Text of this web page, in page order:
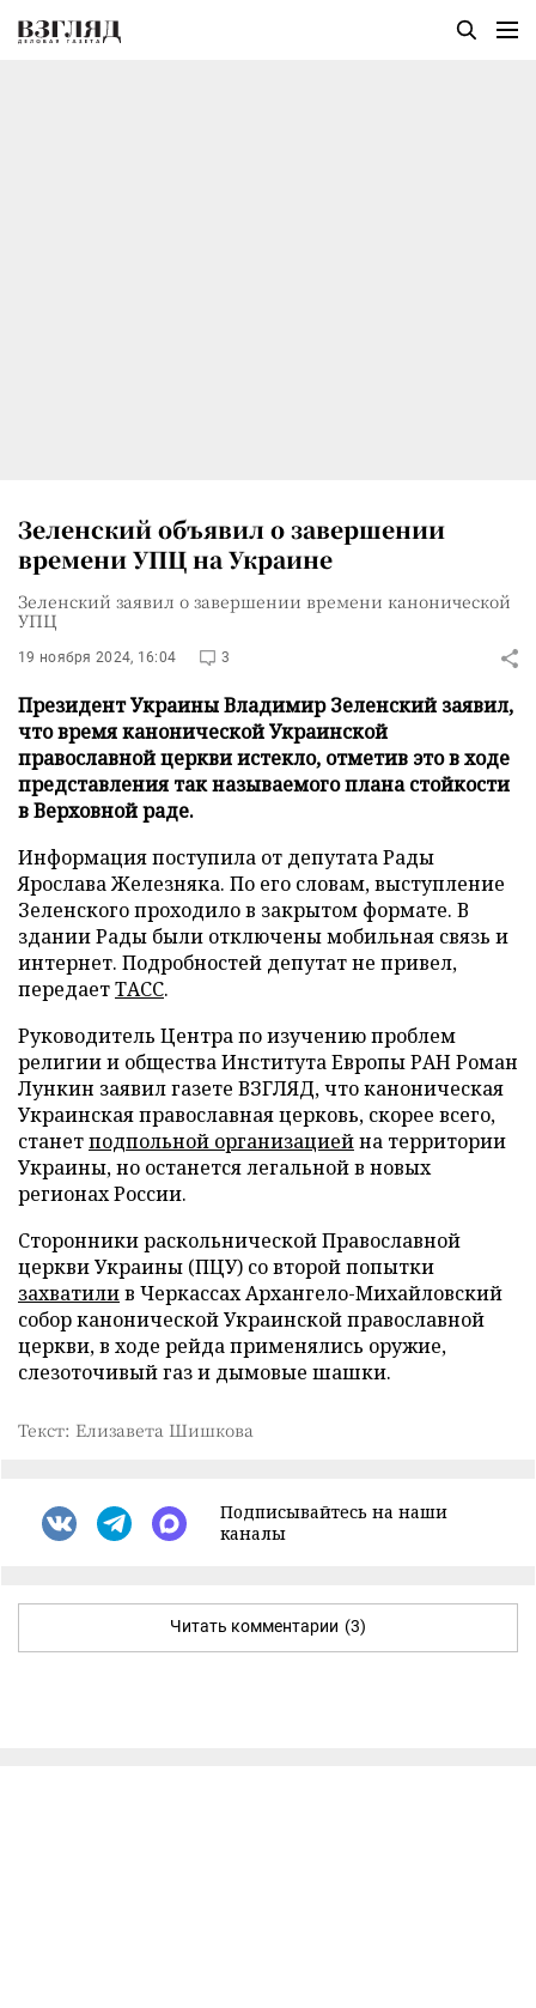
Зеленский объявил о завершении
времени УПЦ на Украине
Зеленский заявил о завершении времени канонической
УПЦ
19 ноября 2024, 16:04 3
Президент Украины Владимир Зеленский заявил,
что время канонической Украинской
православной церкви истекло, отметив это в ходе
представления так называемого плана стойкости
в Верховной раде.
Информация поступила от депутата Рады
Ярослава Железняка. По его словам, выступление
Зеленского проходило в закрытом формате. В
здании Рады были отключены мобильная связь и
интернет. Подробностей депутат не привел,
передаетТАСС.
Руководитель Центра по изучению проблем
религии и общества Института Европы РАН Роман
Лункин заявил газете ВЗГЛЯД, что каноническая
Украинская православная церковь, скорее всего,
станетподпольной организациейна территории
Украины, но останется легальной в новых
регионах России.
Сторонники раскольнической Православной
церкви Украины (ПЦУ) со второй попытки
захватилив Черкассах Архангело-Михайловский
собор канонической Украинской православной
церкви, в ходе рейда применялись оружие,
слезоточивый газ и дымовые шашки.
Текст: Елизавета Шишкова
Подписывайтесь на наши
каналы
Читать комментарии (3)